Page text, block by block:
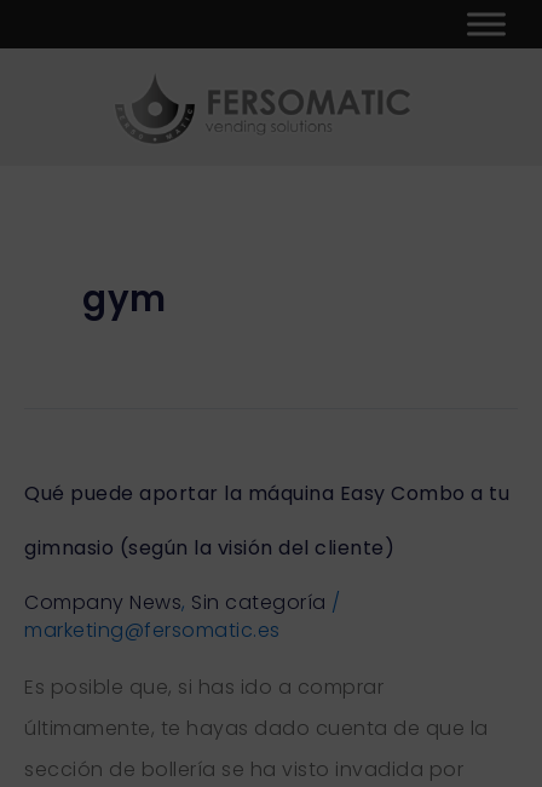
gym
Qué puede aportar la máquina Easy Combo a tu
gimnasio (según la visión del cliente)
Company News, Sin categoría /
marketing@fersomatic.es
Es posible que, si has ido a comprar
últimamente, te hayas dado cuenta de que la
sección de bollería se ha visto invadida por
aportar
la
máquina
Easy
Combo
a